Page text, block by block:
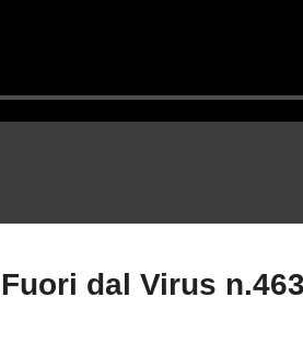
Fuori dal Virus